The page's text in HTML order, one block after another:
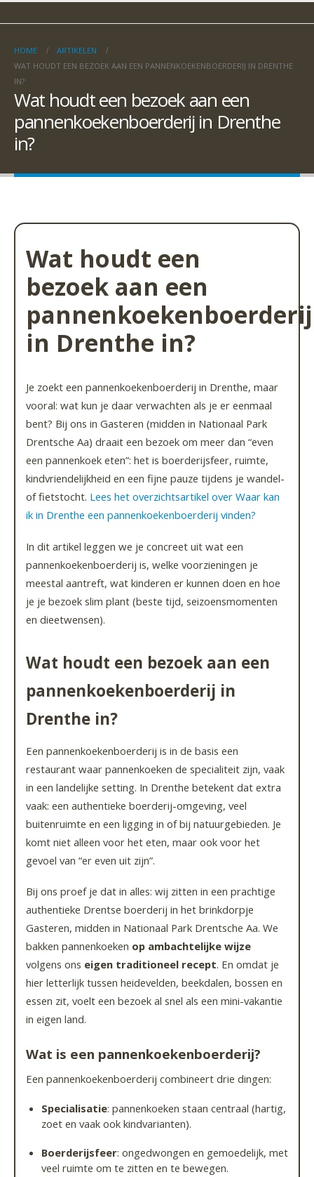
HOME
ARTIKELEN
WAT HOUDT EEN BEZOEK AAN EEN PANNENKOEKENBOERDERIJ IN DRENTHE
IN?
Wat houdt een bezoek aan een
pannenkoekenboerderij in Drenthe
in?
Wat houdt een
bezoek aan een
pannenkoekenboerderij
in Drenthe in?
Je zoekt een pannenkoekenboerderij in Drenthe, maar
vooral: wat kun je daar verwachten als je er eenmaal
bent? Bij ons in Gasteren (midden in Nationaal Park
Drentsche Aa) draait een bezoek om meer dan “even
een pannenkoek eten”: het is boerderijsfeer, ruimte,
kindvriendelijkheid en een fijne pauze tijdens je wandel-
of fietstocht. Lees het overzichtsartikel over Waar kan
ik in Drenthe een pannenkoekenboerderij vinden?
In dit artikel leggen we je concreet uit wat een
pannenkoekenboerderij is, welke voorzieningen je
meestal aantreft, wat kinderen er kunnen doen en hoe
je je bezoek slim plant (beste tijd, seizoensmomenten
en dieetwensen).
Wat houdt een bezoek aan een
pannenkoekenboerderij in
Drenthe in?
Een pannenkoekenboerderij is in de basis een
restaurant waar pannenkoeken de specialiteit zijn, vaak
in een landelijke setting. In Drenthe betekent dat extra
vaak: een authentieke boerderij-omgeving, veel
buitenruimte en een ligging in of bij natuurgebieden. Je
komt niet alleen voor het eten, maar ook voor het
gevoel van “er even uit zijn”.
Bij ons proef je dat in alles: wij zitten in een prachtige
authentieke Drentse boerderij in het brinkdorpje
Gasteren, midden in Nationaal Park Drentsche Aa. We
bakken pannenkoeken op ambachtelijke wijze
volgens ons eigen traditioneel recept. En omdat je
hier letterlijk tussen heidevelden, beekdalen, bossen en
essen zit, voelt een bezoek al snel als een mini-vakantie
in eigen land.
Wat is een pannenkoekenboerderij?
Een pannenkoekenboerderij combineert drie dingen:
Specialisatie: pannenkoeken staan centraal (hartig,
zoet en vaak ook kindvarianten).
Boerderijsfeer: ongedwongen en gemoedelijk, met
veel ruimte om te zitten en te bewegen.